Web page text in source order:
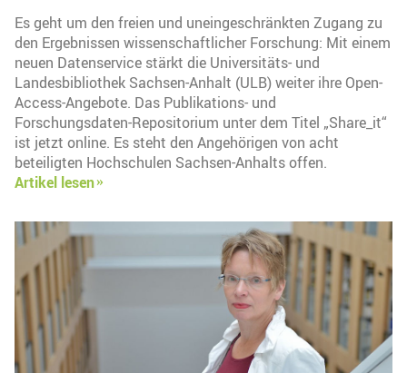
Es geht um den freien und uneingeschränkten Zugang zu
den Ergebnissen wissenschaftlicher Forschung: Mit einem
neuen Datenservice stärkt die Universitäts- und
Landesbibliothek Sachsen-Anhalt (ULB) weiter ihre Open-
Access-Angebote. Das Publikations- und
Forschungsdaten-Repositorium unter dem Titel „Share_it“
ist jetzt online. Es steht den Angehörigen von acht
beteiligten Hochschulen Sachsen-Anhalts offen.
Artikel lesen